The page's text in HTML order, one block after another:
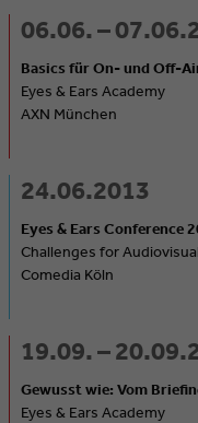
06.06. –
Basics für On- und Off-
Eyes & Ears Academy
AXN München
24.06.2013
Eyes & Ears Conference
Challenges for
Comedia Köln
19.09. –
Gewusst wie: Vom
Eyes & Ears Academy